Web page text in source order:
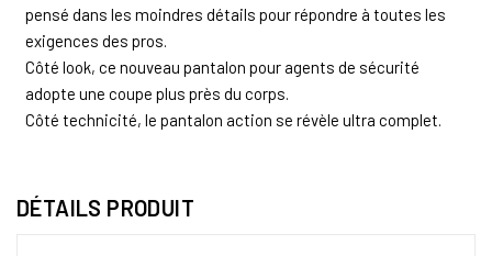
pensé dans les moindres détails pour répondre à toutes les
exigences des pros.
Côté look, ce nouveau pantalon pour agents de sécurité
adopte une coupe plus près du corps.
Côté technicité, le pantalon action se révèle ultra complet.
DÉTAILS PRODUIT